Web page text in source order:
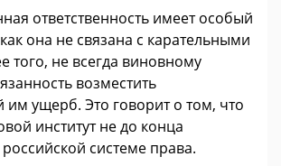
ответственность имеет особый
она не связана с карательными
того, не всегда виновному
возместить
ущерб. Это говорит о том, что
институт не до конца
системе права.